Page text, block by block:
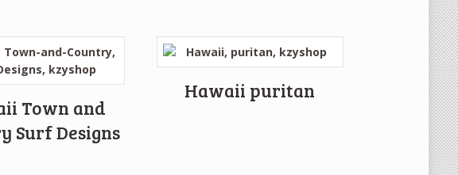
Town and
Surf Designs
Hawaii puritan